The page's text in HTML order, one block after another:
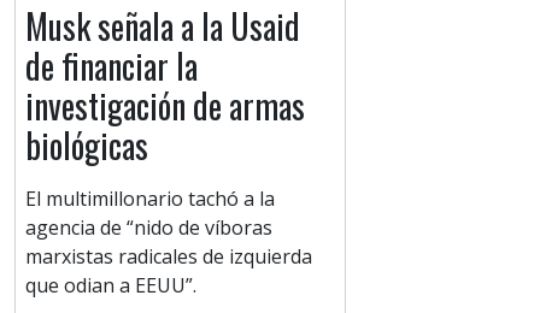
Musk señala a la Usaid
de financiar la
investigación de armas
biológicas
El multimillonario tachó a la
agencia de “nido de víboras
marxistas radicales de izquierda
que odian a EEUU”.